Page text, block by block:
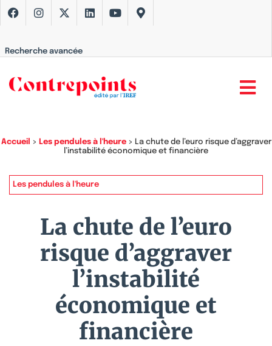
Recherche avancée
Accueil > Les pendules à l'heure> La chute de l’euro risque d’aggraver
l’instabilité économique et financière
Les pendules à l'heure
La chute de l’euro
risque d’aggraver
l’instabilité
économique et
financière